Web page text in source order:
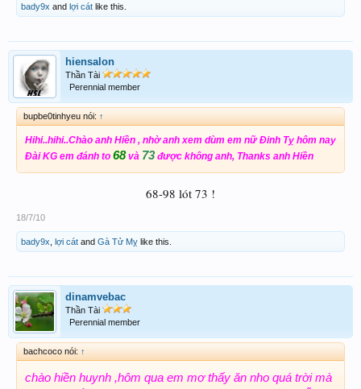
bady9x and lợi cát like this.
hiensalon
Thần Tài
Perennial member
bupbe0tinhyeu nói: ↑
Hihi..hihi..Chào anh Hiền , nhờ anh xem dùm em nữ Đinh Tỵ hôm nay
Đài KG em đánh to 68và 73được không anh, Thanks anh Hiền
68-98 lót 73 !
18/7/10
bady9x lợi cát and Gà Tử Mỵ like this.
dinamvebac
Thần Tài
Perennial member
bachcoco nói: ↑
chào hiền huynh ,hôm qua em mơ thấy ăn nho quá trời mà